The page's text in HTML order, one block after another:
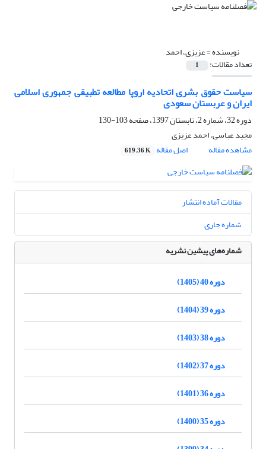
نویسنده =عزیزی، احمد
تعداد مقالات: 1
سیاست حقوق بشری اتحادیه اروپا مطالعه تطبیقی جمهوری اسلامی
ایران و عربستان سعودی
دوره 32، شماره 2، تابستان 1397، صفحه
103-130
مجید عباسی، احمد عزیزی
مشاهده مقاله
اصل مقاله 619.36 K
مقالات آماده انتشار
شماره جاری
شماره‌های پیشین نشریه
دوره 40 (1405)
دوره 39 (1404)
دوره 38 (1403)
دوره 37 (1402)
دوره 36 (1401)
دوره 35 (1400)